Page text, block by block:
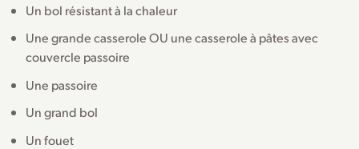
Un bol résistant à la chaleur
Une grande casserole OU une casserole à pâtes avec
couvercle passoire
Une passoire
Un grand bol
Un fouet